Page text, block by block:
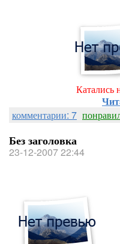
Катались
комментарии: 7
Без заголовка
23-12-2007 22:44